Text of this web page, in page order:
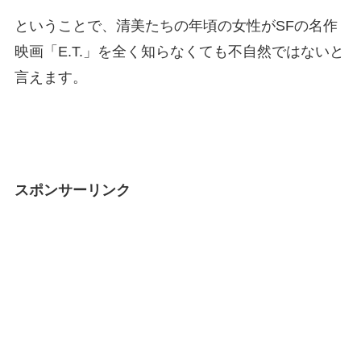
ということで、清美たちの年頃の女性がSFの名作
映画「E.T.」を全く知らなくても不自然ではないと
言えます。
スポンサーリンク